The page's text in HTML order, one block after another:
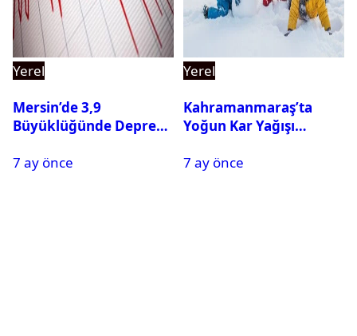
Yerel
Mersin’de 3,9
Büyüklüğünde Deprem
7 ay önce
Yerel
Kahramanmaraş’ta
Yoğun Kar Yağışı
Tatil
7 ay önce